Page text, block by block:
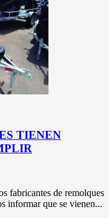
TIENEN
fabricantes de remolques
informar que se vienen...